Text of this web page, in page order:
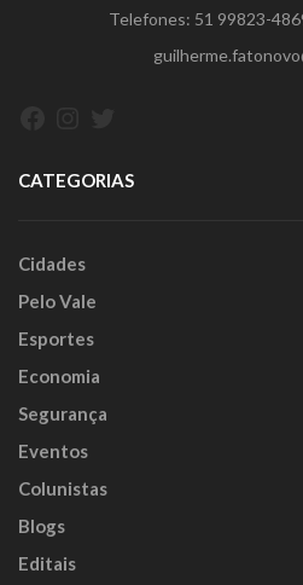
Telefones: 51 99823-
CATEGORIAS
Cidades
Pelo Vale
Esportes
Economia
Segurança
Eventos
Colunistas
Blogs
Editais